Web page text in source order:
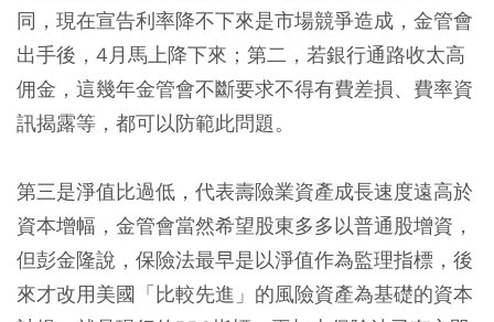
同，現在宣告利率降不下來是市場競爭造成，金管會
出手後，4月馬上降下來；第二，若銀行通路收太高
佣金，這幾年金管會不斷要求不得有費差損、費率資
訊揭露等，都可以防範此問題。
第三是淨值比過低，代表壽險業資產成長速度遠高於
資本增幅，金管會當然希望股東多多以普通股增資，
但彭金隆說，保險法最早是以淨值作為監理指標，後
來才改用美國「比較先進」的風險資產為基礎的資本